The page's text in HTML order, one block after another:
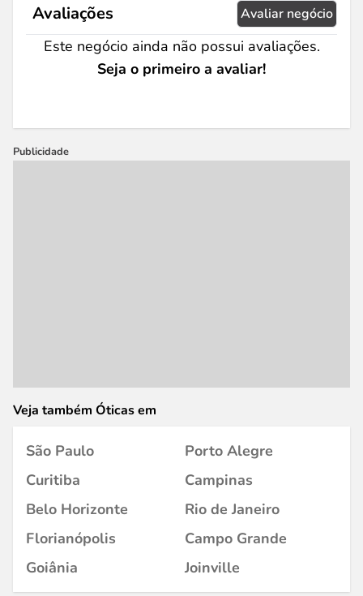
Avaliações Avaliar negócio
Este negócio ainda não possui avaliações.
Seja o primeiro a avaliar!
Publicidade
Veja também Óticas em
São Paulo
Porto Alegre
Curitiba
Campinas
Belo Horizonte
Rio de Janeiro
Florianópolis
Campo Grande
Goiânia
Joinville